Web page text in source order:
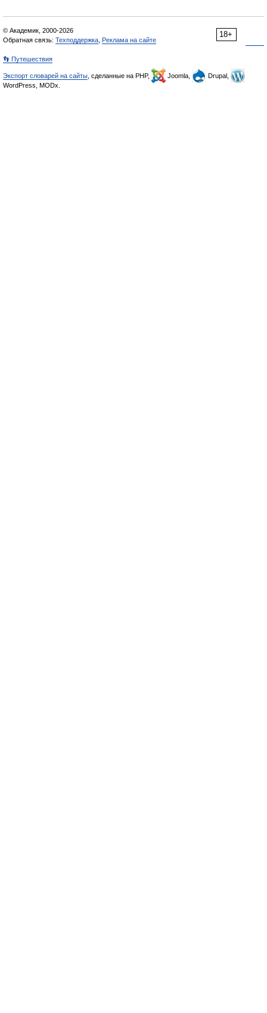
18+
© Академик, 2000-2026
Обратная связь: Техподдержка Реклама на сайте
👣 Путешествия
Экспорт словарей на сайты , сделанные на PHP, Joomla,
Drupal,
WordPress, MODx.